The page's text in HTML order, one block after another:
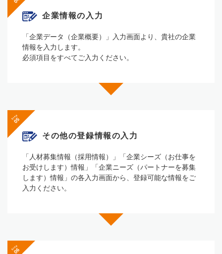
企業情報の⼊⼒
「企業データ（企業概要）」⼊⼒画⾯より、貴社の企業
情報を⼊⼒します。
必須項⽬をすべてご⼊⼒ください。
Step
その他の登録情報の⼊⼒
「⼈材募集情報（採⽤情報）」「企業シーズ（お仕事を
お受けします）情報」「企業ニーズ（パートナーを募集
します）情報」の各⼊⼒画⾯から、登録可能な情報をご
⼊⼒ください。
Step